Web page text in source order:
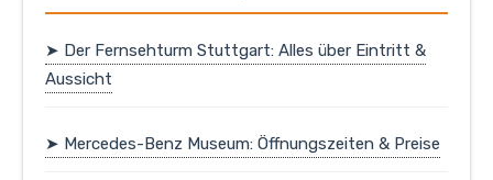
➤ Der Fernsehturm Stuttgart: Alles über Eintritt &
Aussicht
➤ Mercedes-Benz Museum: Öffnungszeiten & Preise